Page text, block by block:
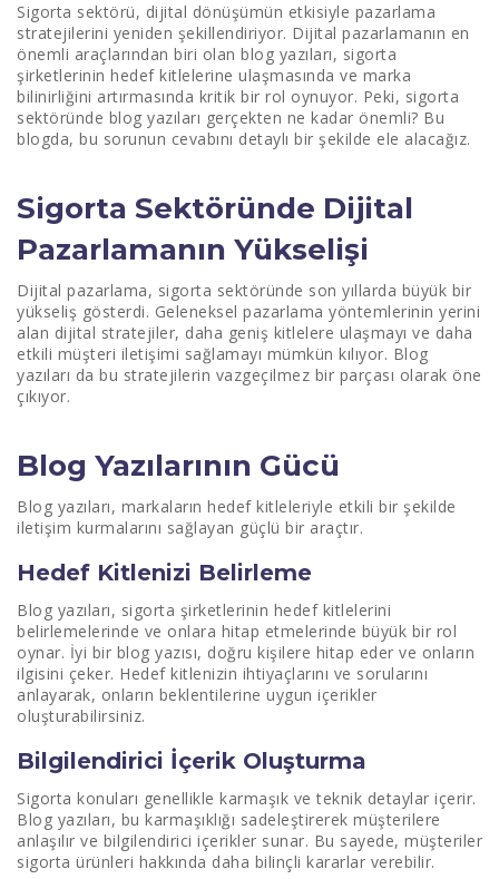
Bilgilendirici İçerik Oluşturma
SEO Uyumlu Blog Yazıları
Anahtar Kelime Araştırması
Sigorta Bloglarının Yararları
Bilinirliği Artırma
Güven İnşa Etme
Müşteri Sadakati Oluşturma
Blog Yazılarının Trafik Yaratmadaki Rolü
Sosyal Medya Entegrasyonu
İçerik Stratejisi Oluşturma
Yayın Takvimi Hazırlama
İçerik Türlerini Çeşitlendirme
İlgi Çekici Blog Konuları
Sık Sorulan Sorular
Endüstri Haberleri
Okuyucu Katılımını Artırma Yöntemleri
Görseller ve Videolar Kullanma
Sigorta sektörü, dijital dönüşümün etkisiyle pazarlama
stratejilerini yeniden şekillendiriyor. Dijital pazarlamanın en
önemli araçlarından biri olan blog yazıları, sigorta
şirketlerinin hedef kitlelerine ulaşmasında ve marka
bilinirliğini artırmasında kritik bir rol oynuyor. Peki, sigorta
sektöründe blog yazıları gerçekten ne kadar önemli? Bu
blogda, bu sorunun cevabını detaylı bir şekilde ele alacağız.
Sigorta Sektöründe Dijital
Pazarlamanın Yükselişi
Dijital pazarlama, sigorta sektöründe son yıllarda büyük bir
yükseliş gösterdi. Geleneksel pazarlama yöntemlerinin yerini
alan dijital stratejiler, daha geniş kitlelere ulaşmayı ve daha
etkili müşteri iletişimi sağlamayı mümkün kılıyor. Blog
yazıları da bu stratejilerin vazgeçilmez bir parçası olarak öne
çıkıyor.
Blog Yazılarının Gücü
Blog yazıları, markaların hedef kitleleriyle etkili bir şekilde
iletişim kurmalarını sağlayan güçlü bir araçtır.
Hedef Kitlenizi Belirleme
Blog yazıları, sigorta şirketlerinin hedef kitlelerini
belirlemelerinde ve onlara hitap etmelerinde büyük bir rol
oynar. İyi bir blog yazısı, doğru kişilere hitap eder ve onların
ilgisini çeker. Hedef kitlenizin ihtiyaçlarını ve sorularını
anlayarak, onların beklentilerine uygun içerikler
oluşturabilirsiniz.
Bilgilendirici İçerik Oluşturma
Sigorta konuları genellikle karmaşık ve teknik detaylar içerir.
Blog yazıları, bu karmaşıklığı sadeleştirerek müşterilere
anlaşılır ve bilgilendirici içerikler sunar. Bu sayede, müşteriler
sigorta ürünleri hakkında daha bilinçli kararlar verebilir.